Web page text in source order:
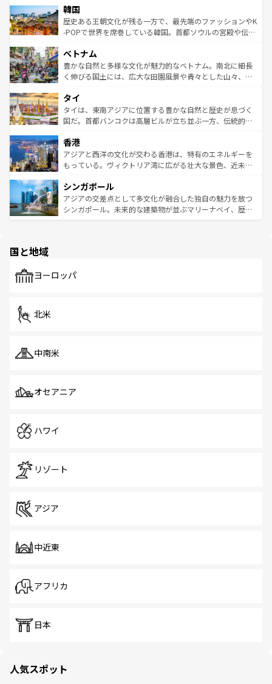
ワイを、存分に味わってほしい。 なお、新着のハワイ情報
はコンテンツ一覧を参照してほしい。
いる。アクティビティも充実しており、サーフィンやダイ
ビング、ハイキングなど、アウトドア好きにはたまらな
い。オーストラリアの多彩な魅力を存分に味わいつくそ
参照してほしい。
ン）、静ひつな山岳地帯である台湾東部など、都市の喧騒
と山間の静けさが共存しており、訪れる人に新しい発見と
驚きをもたらしてくれる。また、奥深い台湾の食文化も魅
容にもいいと評判のスイーツなど、バラエティ豊かな料理
が味わえる。 なお、新着の台湾情報は コンテンツ一覧を参
照してほしい。
韓国
歴史ある王朝文化が残る一方で、最先端のファッションやK
-POPで世界を席巻している韓国。首都ソウルの宮殿や伝統
き、地方に足を延ばせば四季折々の自然美を楽しむことが
できる。そして、キムチや焼肉、絶品のストリートフード
まで、さまざまな韓国料理が待っている。夜には、韓国な
リティに包まれながら、韓国の多彩な魅力を心ゆくまで味
わってみてほしい。 なお、新着の韓国情報はコンテンツ一
覧を参照してほしい。
ベトナム
豊かな自然と多様な文化が魅力的なベトナム。南北に細長
く伸びる国土には、広大な田園風景や青々とした山々、世
急速な発展と共に伝統が息づく。ハノイの古い町並みやホ
ーチミン市のフランス統治時代の建物も、独特の雰囲気を
醸し出している。また、バラエティの豊かさとおいしさで
とつ。フォーやバインミー、ベトナムコーヒーなどは、ぜ
ひ現地で味わいたい。どの地域を訪れてもあたたかい人々
が旅行者を迎えてくれるので、きっと忘れられない旅にな
参照してほしい。
タイ
タイは、東南アジアに位置する豊かな自然と歴史が息づく
国だ。首都バンコクは高層ビルが立ち並ぶ一方、伝統的な
の活気が交差している。北部ではチェンマイなどの山岳地
帯で自然と触れ合い、南部ではプーケットやクラビの美し
いビーチでリゾート気分を楽しむことができる。タイ料理
激する。気候は一年中温暖で、どの季節にも異なる楽しみ
が待っている。親しみやすいタイの人々、仏教を中心とし
た文化、そして多様な観光資源が、訪れる旅人を魅了し続
香港
アジアと西洋の文化が交わる香港は、特有のエネルギーを
もっている。ヴィクトリア湾に広がる壮大な景色、近未来
み、どこを訪れても感動するはず。観光スポットが密集し
ており、効率よく見どころを回れるのも魅力。息をのむよ
うな絶景から文化的な体験まで、香港を存分に楽しみ尽く
シンガポール
アジアの交差点として多文化が融合した独自の魅力を放つ
シンガポール。未来的な建築物が並ぶマリーナベイ、歴史
で、ホーカーズは地元の風情を楽しめる外せないスポット
国と地域
ヨーロッパ
北米
中南米
オセアニア
ハワイ
リゾート
アジア
中近東
アフリカ
日本
人気スポット